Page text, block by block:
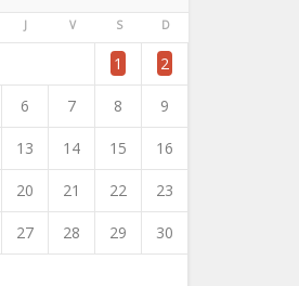
J V S D
1 2
6 7 8 9
13 14 15 16
20 21 22 23
27 28 29 30